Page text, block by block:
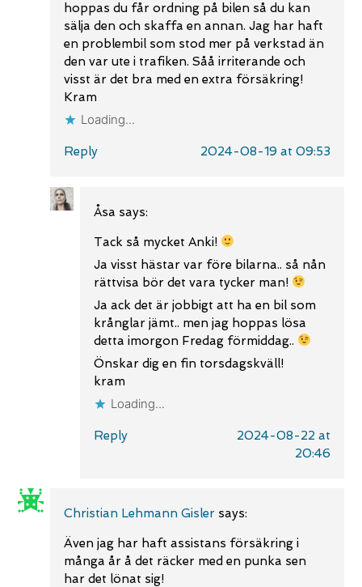
hoppas du får ordning på bilen så du kan
sälja den och skaffa en annan. Jag har haft
en problembil som stod mer på verkstad än
den var ute i trafiken. Såå irriterande och
visst är det bra med en extra försäkring!
Kram
Loading...
Reply 2024-08-19 at 09:53
Åsa says:
Tack så mycket Anki!
Ja visst hästar var före bilarna.. så nån
rättvisa bör det vara tycker man!
Ja ack det är jobbigt att ha en bil som
krånglar jämt.. men jag hoppas lösa
detta imorgon Fredag förmiddag..
Önskar dig en fin torsdagskväll!
kram
Loading...
Reply
2024-08-22 at
20:46
Christian Lehmann Gisler says:
Även jag har haft assistans försäkring i
många år å det räcker med en punka sen
har det lönat sig!